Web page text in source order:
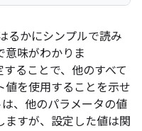
るかにシンプルで読み
意味がわかりま
ることで、他のすべて
値を使用することを示せ
、他のパラメータの値
ますが、設定した値は関